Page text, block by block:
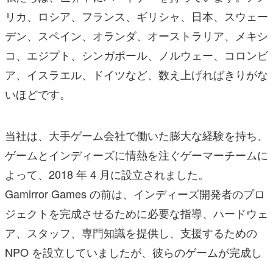
リカ、ロシア、フランス、ギリシャ、日本、スウェー
デン、スペイン、オランダ、オーストラリア、メキシ
コ、エジプト、シンガポール、ノルウェー、コロンビ
ア、イスラエル、ドイツなど、数え上げればきりがな
いほどです。
当社は、大手ゲーム会社で働いた膨大な経験を持ち、
ゲームとインディーズに情熱を注ぐゲーマーチームに
よって、2018 年 4 月に設立されました。
Gamirror Games の前は、インディーズ開発者のプロ
ジェクトを完成させるために必要な指導、ハードウェ
ア、スタッフ、専門知識を提供し、支援するための
NPO を設立していましたが、彼らのゲームが完成し